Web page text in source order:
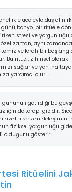
aceleyle duş
banyo, bir ritüele
stresi ve yorgunluğu
zaman, aynı
temiz ve ferah bir
Bu ritüel, zihinsel olarak
sağlar ve yeni
yardımcı olur.
gününün getirdiği bu
için de terapi gibidir.
ve kan dolaşımını
fiziksel yorgunluğu
olduğunu gösterir.
Ritüelini